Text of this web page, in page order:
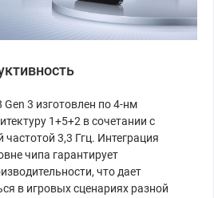
3 изготовлен по 4-нм
1+5+2 в сочетании с
3,3 Ггц. Интеграция
чипа гарантирует
что дает
в игровых сценариях разной